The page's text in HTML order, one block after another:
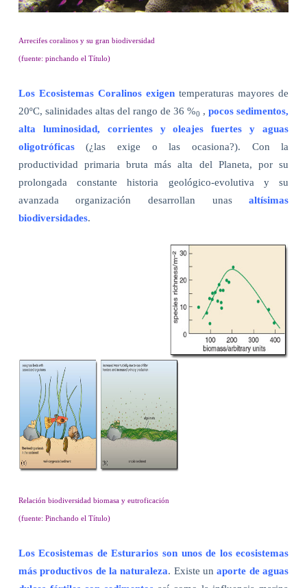
Arrecifes coralinos y su gran biodiversidad
(fuente: pinchando el Título)
Los Ecosistemas Coralinos exigen temperaturas mayores de
20ºC, salinidades altas del rango de 36 %0 ,pocos sedimentos,
alta luminosidad, corrientes y oleajes fuertes y aguas
oligotróficas(¿las exige o las ocasiona?). Con la
productividad primaria bruta más alta del Planeta, por su
prolongada constante historia geológico-evolutiva y su
avanzada organización desarrollan unasaltísimas
biodiversidades.
Relación biodiversidad biomasa y eutroficación
(fuente: Pinchando el Título)
Los Ecosistemas de Esturarios son unos de los ecosistemas
más productivos de la naturaleza. Existe unaporte de aguas